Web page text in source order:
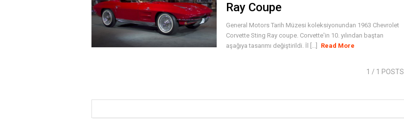
Ray Coupe
General Motors Tarih Müzesi koleksiyonundan 1963 Chevrolet
Corvette Sting Ray coupe. Corvette'in 10. yılından baştan
aşağıya tasarımı değiştirildi. İl [...]
Read More
1 / 1 POSTS